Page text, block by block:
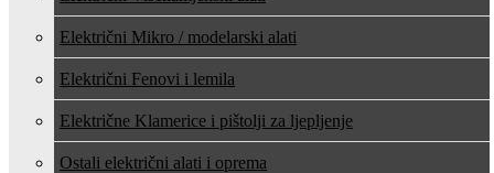
Električni Mikro / modelarski alati
Električni Fenovi i lemila
Električne Klamerice i pištolji za ljepljenje
Ostali električni alati i oprema